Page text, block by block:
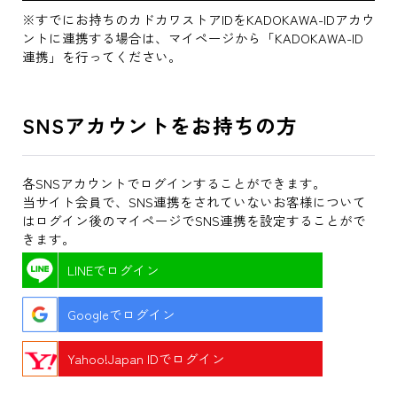
※すでにお持ちのカドカワストアIDをKADOKAWA-IDアカウ
ントに連携する場合は、マイページから「KADOKAWA-ID
連携」を行ってください。
SNSアカウントをお持ちの方
各SNSアカウントでログインすることができます。
当サイト会員で、SNS連携をされていないお客様について
はログイン後のマイページでSNS連携を設定することがで
きます。
LINEでログイン
Googleでログイン
Yahoo!Japan IDでログイン